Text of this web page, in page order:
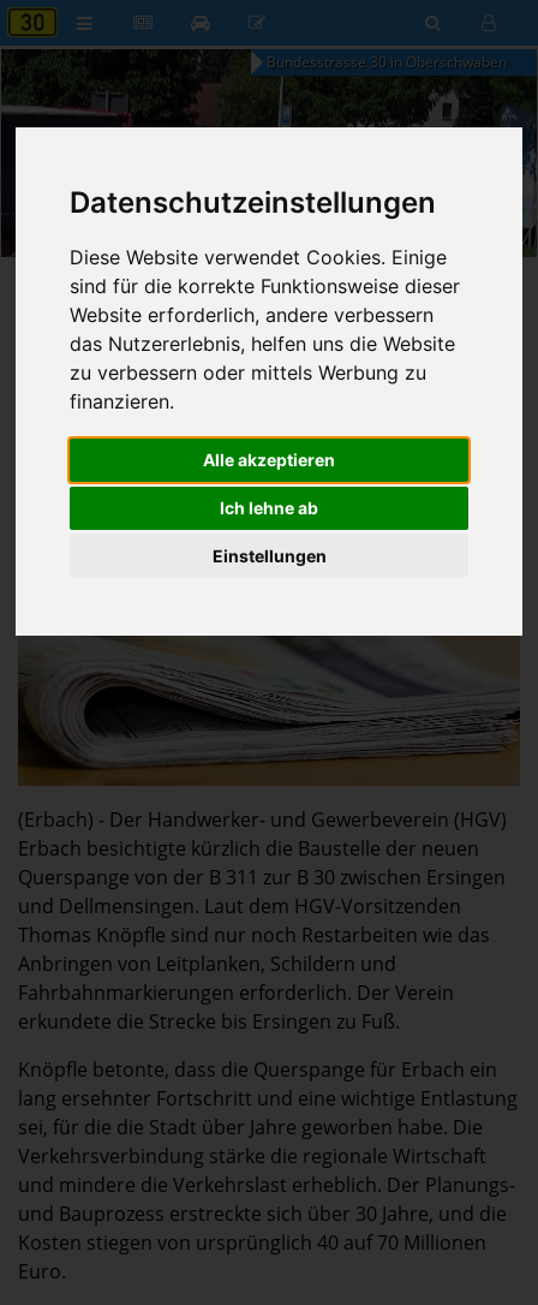
Datenschutzeinstellungen
Diese Website verwendet Cookies. Einige
sind für die korrekte Funktionsweise dieser
Website erforderlich, andere verbessern
das Nutzererlebnis, helfen uns die Website
zu verbessern oder mittels Werbung zu
finanzieren.
Alle akzeptieren
Ich lehne ab
Einstellungen
Bundesstrasse 30 in Oberschwaben
17:34
Startseite» B30 aktuell»Nachrichten
12.11.2024 - 03:44 Uhr
Franz Fischer
Nr. 8804
741
Bürger besichtigen fast fertige
Querspange zur B 30
(Erbach) - Der Handwerker- und Gewerbeverein (HGV)
Erbach besichtigte kürzlich die Baustelle der neuen
Querspange von der B 311 zur B 30 zwischen Ersingen
und Dellmensingen. Laut dem HGV-Vorsitzenden
Thomas Knöpfle sind nur noch Restarbeiten wie das
Anbringen von Leitplanken, Schildern und
Fahrbahnmarkierungen erforderlich. Der Verein
erkundete die Strecke bis Ersingen zu Fuß.
Knöpfle betonte, dass die Querspange für Erbach ein
lang ersehnter Fortschritt und eine wichtige Entlastung
sei, für die die Stadt über Jahre geworben habe. Die
Verkehrsverbindung stärke die regionale Wirtschaft
und mindere die Verkehrslast erheblich. Der Planungs-
und Bauprozess erstreckte sich über 30 Jahre, und die
Kosten stiegen von ursprünglich 40 auf 70 Millionen
Euro.